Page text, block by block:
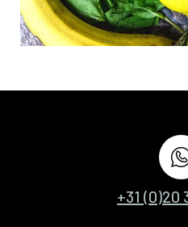
+31 (0)20